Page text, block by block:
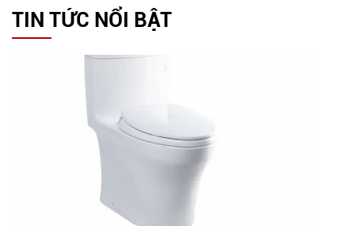
TIN TỨC NỔI BẬT